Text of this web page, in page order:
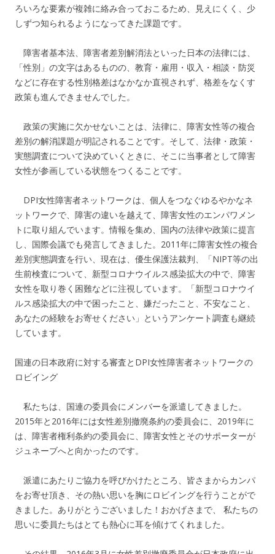
ろいろな要素が複雑に絡み合っておこるため、見えにくく、少
しずつ知られるようになってきた課題です。
障害者基本法、障害者差別解消法といった日本の法律には、
「性別」の文字はあるものの、教育・雇用・収入・相談・防災
などに存在する性別格差はなかなか直視されず、格差をなくす
政策も進んできませんでした。
政策の実施に欠かせないことは、法律に、障害女性等の複合
差別の解消課題が明記されることです。そして、法律・政策・
実態調査について決めていくときに、そこに当事者として障害
女性が参画している状態をつくることです。
DPI女性障害者ネットワークは、個人をつなぐゆるやかなネ
ットワークで、障害の違いを越えて、障害女性のエンパワメン
トに取り組んでいます。情報を集め、国内の法律や政策に提言
し、国際会議でも発言してきました。2011年に障害女性の複合
差別実態調査を行い、現在は、優生保護法裁判、「NIPT等の出
生前検査について、新型コロナウイルス感染拡大の中で、障害
女性を取り巻く困難などに注視しています。「新型コロナウイ
ルス感染拡大の中で困ったこと、嫌だったこと、不安なこと、
あなたの経験をお寄せください」というアンケート調査も継続
しています。
国連の日本政府に対する審査とDPI女性障害者ネットワークの
ロビイング
私たちは、国連の委員会にメンバーを派遣してきました。
2015年と2016年には女性差別撤廃条約の委員会に、2019年に
は、障害者権利条約の委員会に、障害女性とそのサポーターが
ジュネーブへと向かったのです。
派遣にあたりご協力を呼びかけたところ、皆さまからカンパ
をお寄せ頂き、その熱い思いを胸にロビイングを行うことがで
きました。ありがとうございました！おかげさまで、 私たちの
思いに委員たちはとても熱心に耳を傾けてくれました。